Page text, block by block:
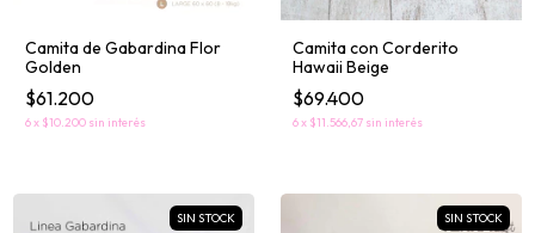
Camita de Gabardina Flor
Golden
$61.200
6x $10.200 sin interés
Camita con Corderito
Hawaii Beige
$69.400
6x $11.566,67 sin interés
SIN STOCK SIN STOCK